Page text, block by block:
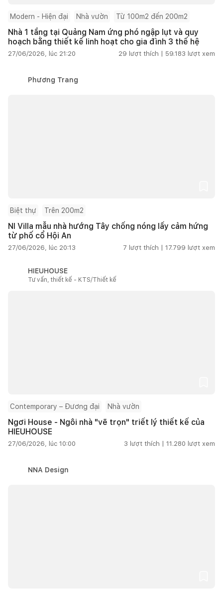
Modern - Hiện đại Nhà vườn Từ 100m2 đến 200m2
Nhà 1 tầng tại Quảng Nam ứng phó ngập lụt và quy
hoạch bằng thiết kế linh hoạt cho gia đình 3 thế hệ
27/06/2026, lúc 21:20 29 lượt thích | 59.183 lượt xem
Phương Trang
Biệt thự Trên 200m2
NI Villa mẫu nhà hướng Tây chống nóng lấy cảm hứng
từ phố cổ Hội An
27/06/2026, lúc 20:13 7 lượt thích | 17.799 lượt xem
HIEUHOUSE
Tư vấn, thiết kế - KTS/Thiết kế
Contemporary – Đương đại Nhà vườn
Ngơi House - Ngôi nhà "vẽ trọn" triết lý thiết kế của
HIEUHOUSE
27/06/2026, lúc 10:00 3 lượt thích | 11.280 lượt xem
NNA Design